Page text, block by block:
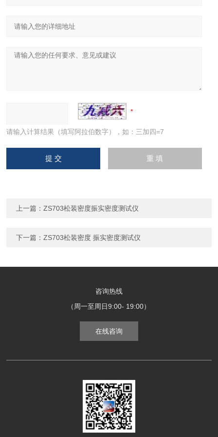
请输入计算结果（填写阿拉伯数字），如：三加四=7
上一篇：ZS703松装密度振实密度测试仪
下一篇：ZS703松装密度 振实密度测试仪
咨询热线
（周一至周日9:00- 19:00）
在线咨询